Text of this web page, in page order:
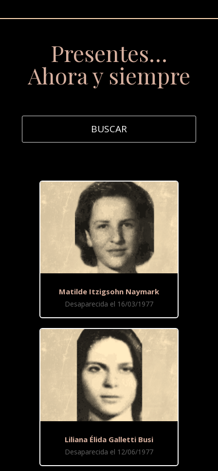
Presentes…
Ahora y siempre
Matilde Itzigsohn Naymark
Desaparecida el 16/03/1977
Liliana Élida Galletti Busi
Desaparecida el 12/06/1977